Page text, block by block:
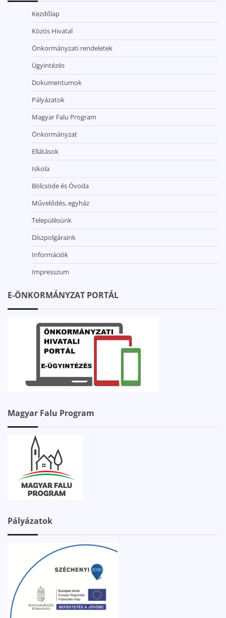
Kezdőlap
Közös Hivatal
Önkormányzati rendeletek
Ügyintézés
Dokumentumok
Pályázatok
Magyar Falu Program
Önkormányzat
Ellátások
Iskola
Bölcsöde és Óvoda
Művelődés, egyház
Településünk
Díszpolgáraink
Információk
Impresszum
E-ÖNKORMÁNYZAT PORTÁL
Magyar Falu Program
Pályázatok